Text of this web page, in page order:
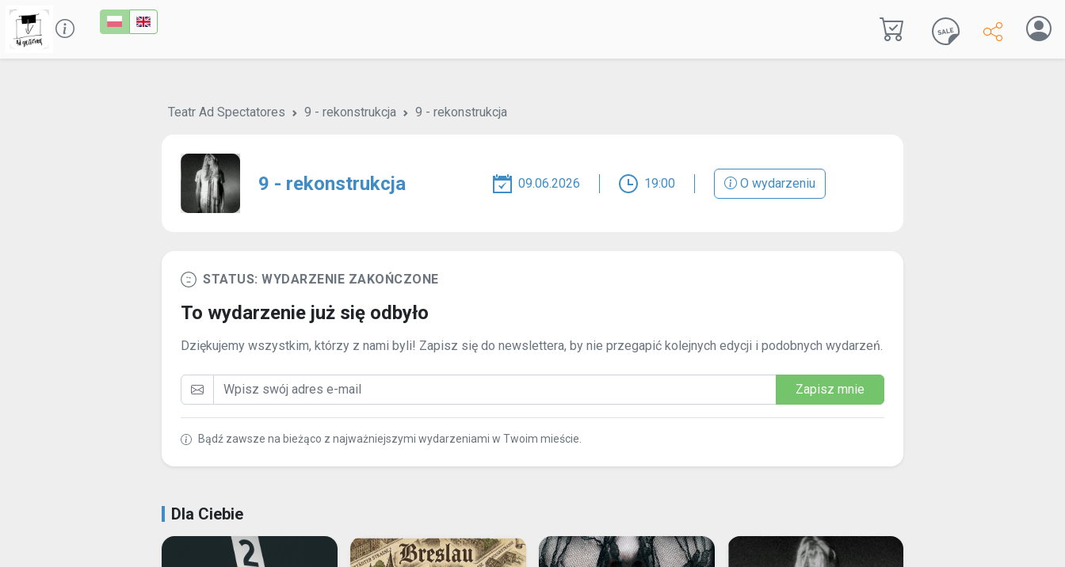
Teatr Ad Spectatores 9 - rekonstrukcja 9 - rekonstrukcja
9 - rekonstrukcja 09.06.2026 19:00 O wydarzeniu
STATUS: WYDARZENIE ZAKOŃCZONE
To wydarzenie już się odbyło
Dziękujemy wszystkim, którzy z nami byli! Zapisz się do newslettera, by nie przegapić kolejnych edycji i podobnych wydarzeń.
Zapisz mnie
Bądź zawsze na bieżąco z najważniejszymi wydarzeniami w Twoim mieście.
Dla Ciebie